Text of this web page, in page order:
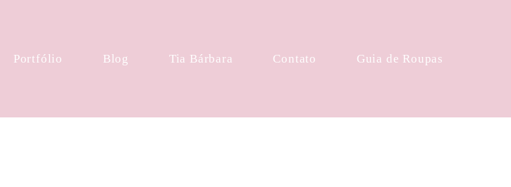
Portfólio Blog Tia Bárbara Contato Guia de Roupas